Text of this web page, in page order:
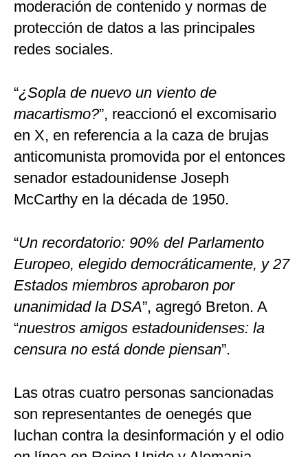
moderación de contenido y normas de
protección de datos a las principales
redes sociales.
“¿Sopla de nuevo un viento de
macartismo?”, reaccionó el excomisario
en X, en referencia a la caza de brujas
anticomunista promovida por el entonces
senador estadounidense Joseph
McCarthy en la década de 1950.
“Un recordatorio: 90% del Parlamento
Europeo, elegido democráticamente, y 27
Estados miembros aprobaron por
unanimidad la DSA”, agregó Breton. A
“nuestros amigos estadounidenses: la
censura no está donde piensan”.
Las otras cuatro personas sancionadas
son representantes de oenegés que
luchan contra la desinformación y el odio